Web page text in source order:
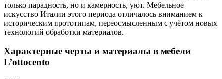
только парадность, но и камерность, уют. Мебельное
искусство Италии этого периода отличалось вниманием к
историческим прототипам, переосмысленным с учётом новых
технологий обработки материалов.
Характерные черты и материалы в мебели
L’ottocento